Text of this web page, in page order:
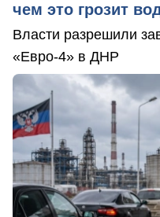
чем это грозит
Власти разрешили
«Евро-4» в ДНР